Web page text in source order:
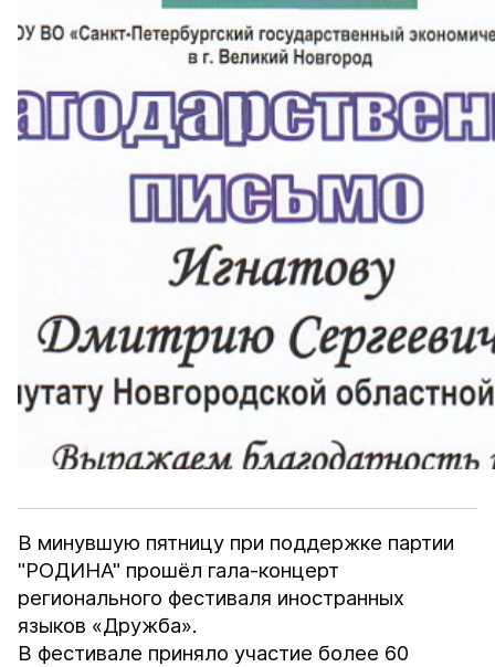
В минувшую пятницу при поддержке партии
"РОДИНА" прошёл гала-концерт
регионального фестиваля иностранных
языков «Дружба».
В фестивале приняло участие более 60